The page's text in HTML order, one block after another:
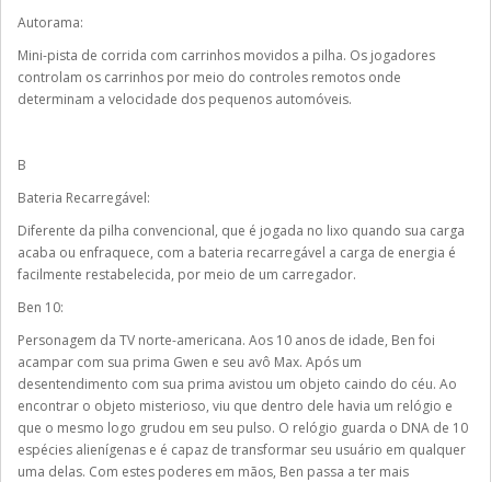
Autorama:
Mini-pista de corrida com carrinhos movidos a pilha. Os jogadores
controlam os carrinhos por meio do controles remotos onde
determinam a velocidade dos pequenos automóveis.
B
Bateria Recarregável:
Diferente da pilha convencional, que é jogada no lixo quando sua carga
acaba ou enfraquece, com a bateria recarregável a carga de energia é
facilmente restabelecida, por meio de um carregador.
Ben 10:
Personagem da TV norte-americana. Aos 10 anos de idade, Ben foi
acampar com sua prima Gwen e seu avô Max. Após um
desentendimento com sua prima avistou um objeto caindo do céu. Ao
encontrar o objeto misterioso, viu que dentro dele havia um relógio e
que o mesmo logo grudou em seu pulso. O relógio guarda o DNA de 10
espécies alienígenas e é capaz de transformar seu usuário em qualquer
uma delas. Com estes poderes em mãos, Ben passa a ter mais